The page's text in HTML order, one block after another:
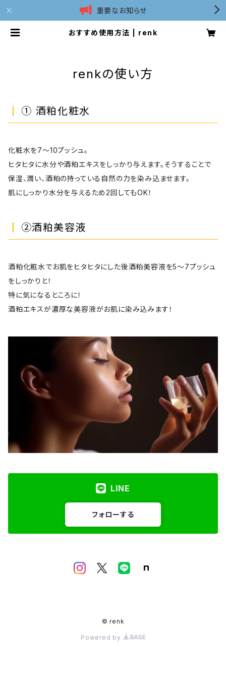
重要なお知らせ
おすすめ使用方法 | renk
renkの使い方
① 酒粕化粧水
化粧水を7〜10プッシュ。
ヒタヒタに水分や酒粕エキスをしっかり与えます。そうすることで
保湿、潤い、酒粕の持っている自然の力を染み込ませます。
肌にしっかり水分を与えるため2回してもOK！
②酒粕美容液
酒粕化粧水でお肌をヒタヒタにした後酒粕美容液を5〜7プッシュ
をしっかりと！
特に気になるところに！
酒粕エキスが濃厚な美容液がお肌に染み込みます！
LINE
フォローする
© renk
Powered by